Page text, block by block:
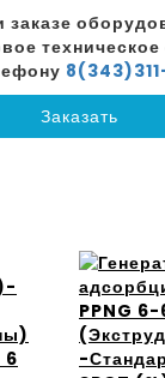
заказе
Заказать